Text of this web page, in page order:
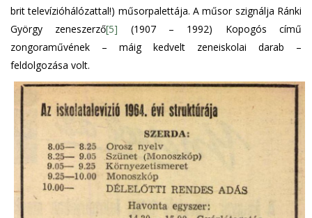
brit televízióhálózattal!) műsorpalettája. A műsor szignálja Ránki
György zeneszerző[5] (1907 – 1992) Kopogós című
zongoraművének – máig kedvelt zeneiskolai darab –
feldolgozása volt.